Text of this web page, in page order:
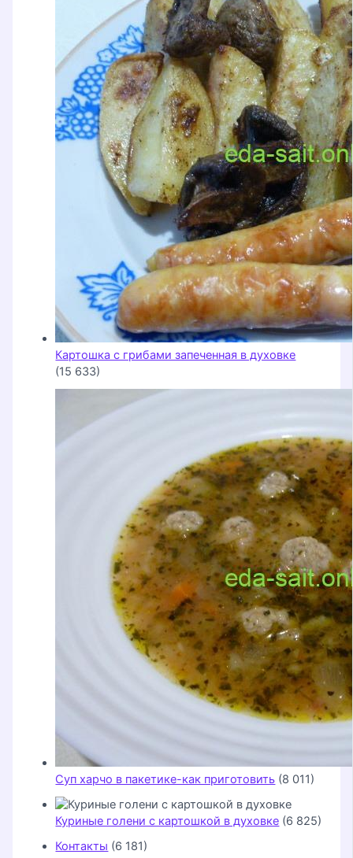
Картошка с грибами запеченная в духовке
(15 633)
Суп харчо в пакетике-как приготовить (8 011)
Куриные голени с картошкой в духовке (6 825)
Контакты (6 181)